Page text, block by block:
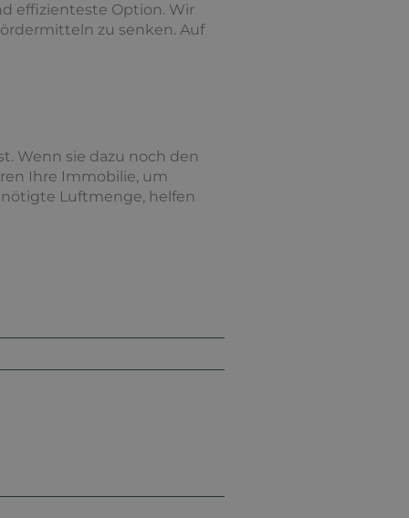
effizienteste Option. Wir
zu senken. Auf
Wenn sie dazu noch den
Ihre Immobilie, um
Luftmenge, helfen